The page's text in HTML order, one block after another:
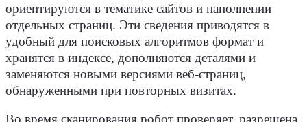
ориентируются в тематике сайтов и наполнении
отдельных страниц. Эти сведения приводятся в
удобный для поисковых алгоритмов формат и
хранятся в индексе, дополняются деталями и
заменяются новыми версиями веб-страниц,
обнаруженными при повторных визитах.